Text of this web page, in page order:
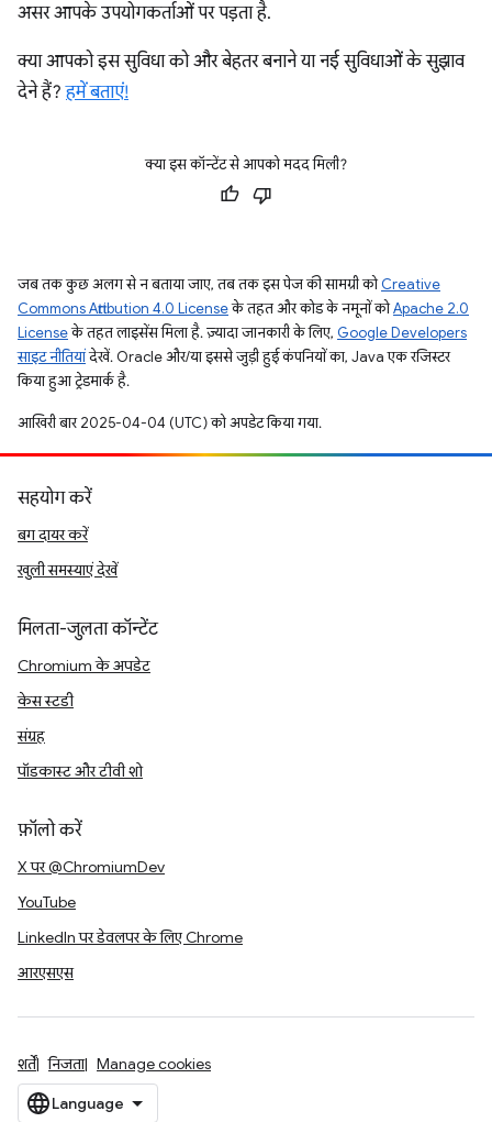
असर आपके उपयोगकर्ताओं पर पड़ता है.
क्या आपको इस सुविधा को और बेहतर बनाने या नई सुविधाओं के सुझाव
देने हैं?हमें बताएं!
क्या इस कॉन्टेंट से आपको मदद मिली?
जब तक कुछ अलग से न बताया जाए, तब तक इस पेज की सामग्री कोCreative
Commons Attribution 4.0 Licenseके तहत और कोड के नमूनों कोApache 2.0
Licenseके तहत लाइसेंस मिला है. ज़्यादा जानकारी के लिए, Google Developers
साइट नीतियांदेखें. Oracle और/या इससे जुड़ी हुई कंपनियों का, Java एक रजिस्टर
किया हुआ ट्रेडमार्क है.
आखिरी बार 2025-04-04 (UTC) को अपडेट किया गया.
सहयोग करें
बग दायर करें
खुली समस्याएं देखें
मिलता-जुलता कॉन्टेंट
Chromium के अपडेट
केस स्टडी
संग्रह
पॉडकास्ट और टीवी शो
फ़ॉलो करें
X पर @ChromiumDev
YouTube
LinkedIn पर डेवलपर के लिए Chrome
आरएसएस
शर्तें निजता Manage cookies